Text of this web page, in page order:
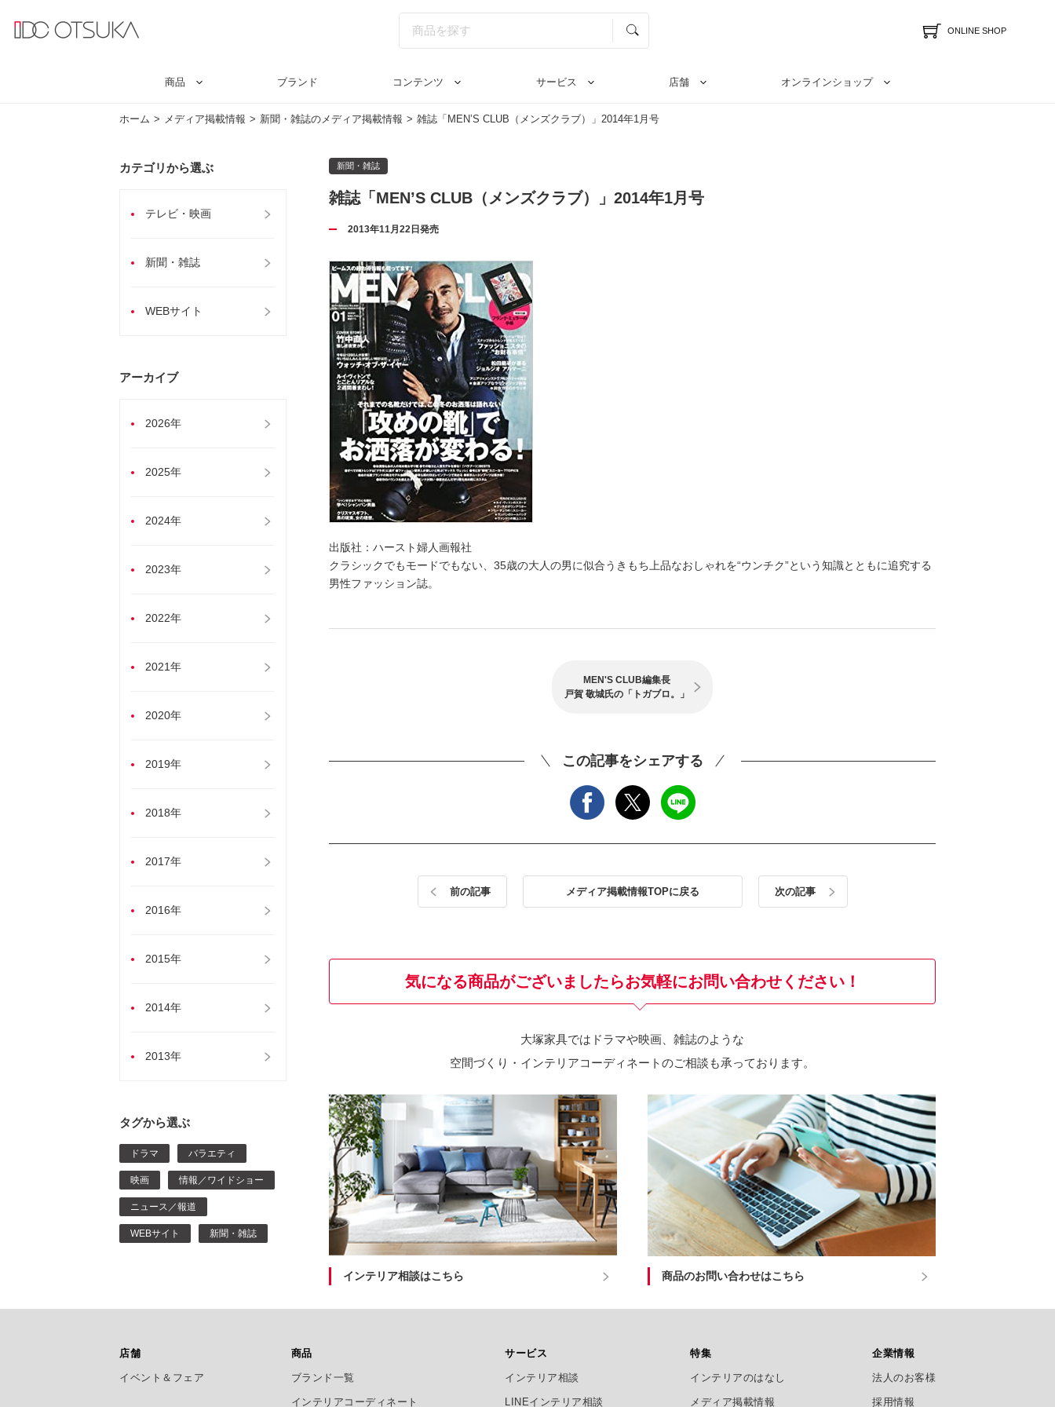
ONLINE SHOP
商品 ブランド コンテンツ サービス 店舗 オンラインショップ
ホーム メディア掲載情報 新聞・雑誌のメディア掲載情報 雑誌「MEN’S CLUB（メンズクラブ）」2014年1月号
カテゴリから選ぶ
テレビ・映画
新聞・雑誌
WEBサイト
アーカイブ
2026年
2025年
2024年
2023年
2022年
2021年
2020年
2019年
2018年
2017年
2016年
2015年
2014年
2013年
タグから選ぶ
ドラマ バラエティ
映画 情報／ワイドショー
ニュース／報道
WEBサイト 新聞・雑誌
新聞・雑誌
雑誌「MEN’S CLUB（メンズクラブ）」2014年1月号
2013年11月22日発売
出版社：ハースト婦人画報社
クラシックでもモードでもない、35歳の大人の男に似合うきもち上品なおしゃれを“ウンチク”という知識とともに追究する
男性ファッション誌。
MEN'S CLUB編集長
戸賀 敬城氏の「トガブロ。」
この記事をシェアする
前の記事 メディア掲載情報TOPに戻る 次の記事
気になる商品がございましたらお気軽にお問い合わせください！
大塚家具ではドラマや映画、雑誌のような
空間づくり・インテリアコーディネートのご相談も承っております。
インテリア相談はこちら 商品のお問い合わせはこちら
店舗
イベント＆フェア
商品
ブランド一覧
インテリアコーディネート
サービス
インテリア相談
LINEインテリア相談
特集
インテリアのはなし
メディア掲載情報
企業情報
法人のお客様
採用情報